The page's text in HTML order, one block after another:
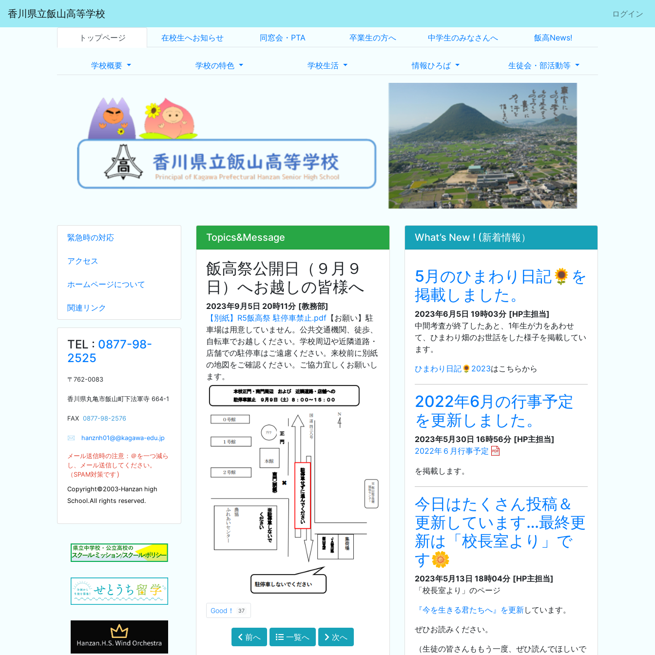
香川県立飯山高等学校 ログイン
トップページ 在校生へお知らせ 同窓会・PTA 卒業生の方へ 中学生のみなさんへ 飯高News!
学校概要 学校の特色 学校生活 情報ひろば 生徒会・部活動等
緊急時の対応
アクセス
ホームページについて
関連リンク
TEL : 0877-98-
2525
〒 762-0083
香川県丸亀市飯山町下法軍寺 664-1
FAX 0877-98-2576
✉ hanznh01@@kagawa-edu.jp
メール送信時の注意：＠を一つ減ら
し、メール送信してください。
（SPAM対策です ）
Copyright©2003‐Hanzan high
School.All rights reserved.
Topics&Message
飯高祭公開日（９月９
日）へお越しの皆様へ
2023年9月5日 20時11分 [教務部]
【別紙】R5飯高祭 駐停車禁止.pdf 【お願い】駐
車場は用意していません。公共交通機関、徒歩、
自転車でお越しください。学校周辺や近隣道路・
店舗での駐停車はご遠慮ください。来校前に別紙
の地図をご確認ください。ご協力宜しくお願いし
ます。
Good！ 37
前へ 一覧へ 次へ
What’s New ! (新着情報）
5月のひまわり日記🌻を
掲載しました。
2023年6月5日 19時03分 [HP主担当]
中間考査が終了したあと、1年生が力をあわせ
て、ひまわり畑のお世話をした様子を掲載してい
ます。
ひまわり日記🌻2023はこちらから
2022年6月の行事予定
を更新しました。
2023年5月30日 16時56分 [HP主担当]
2022年６月行事予定
を掲載します。
今日はたくさん投稿＆
更新しています…最終更
新は「校長室より」で
す🌼
2023年5月13日 18時04分 [HP主担当]
「校長室より」のページ
『今を生きる君たちへ』を更新しています。
ぜひお読みください。
（生徒の皆さんももう一度、ぜひ読んでほしいで